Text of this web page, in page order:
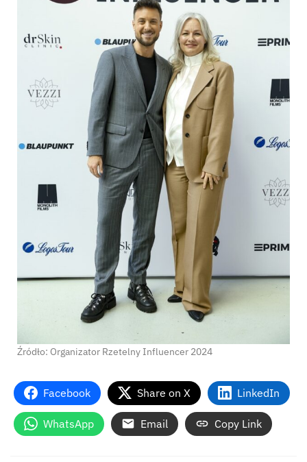
Źródło: Organizator Rzetelny Influencer 2024
Facebook Share on X LinkedIn
WhatsApp Email Copy Link